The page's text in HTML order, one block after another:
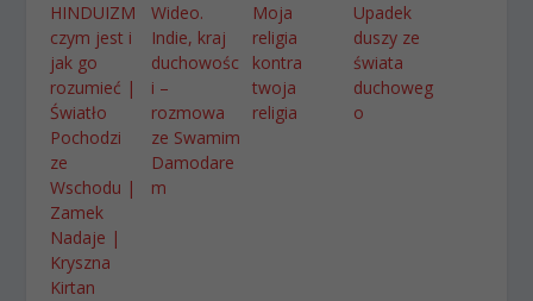
HINDUIZM
czym jest i
jak go
rozumieć |
Światło
Pochodzi
ze
Wschodu |
Zamek
Nadaje |
Kryszna
Kirtan
Wideo.
Indie, kraj
duchowośc
i –
rozmowa
ze Swamim
Damodare
m
Moja
religia
kontra
twoja
religia
Upadek
duszy ze
świata
duchoweg
o